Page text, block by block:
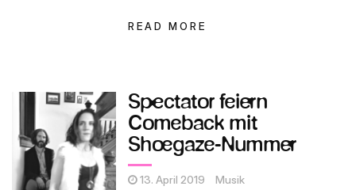
READ MORE
Spectator feiern
Comeback mit
Shoegaze-Nummer
13. April 2019 Musik